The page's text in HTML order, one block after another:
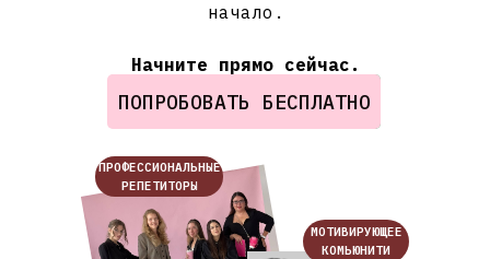
начало.
Начните прямо сейчас.
ПОПРОБОВАТЬ БЕСПЛАТНО
ПРОФЕССИОНАЛЬНЫЕ
РЕПЕТИТОРЫ
МОТИВИРУЮЩЕЕ
КОМЬЮНИТИ